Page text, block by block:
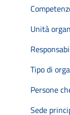
Unità
Tipo di
Persone
Sede